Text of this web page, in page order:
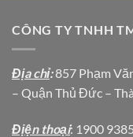
CÔNG TY TNHH
Địa chỉ:857 Phạm
– Quận Thủ Đức –
Địện thoại: 1900 9385